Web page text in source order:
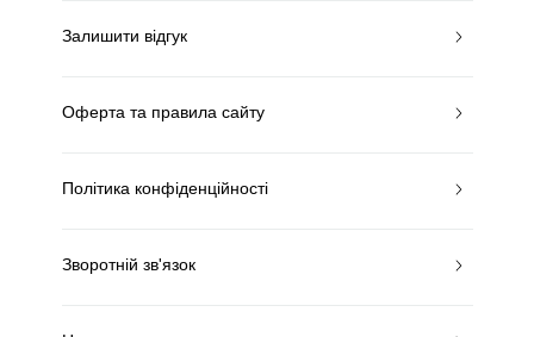
Залишити відгук
Оферта та правила сайту
Політика конфіденційності
Зворотній зв'язок